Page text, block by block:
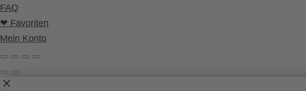
FAQ
❤ Favoriten
Mein Konto